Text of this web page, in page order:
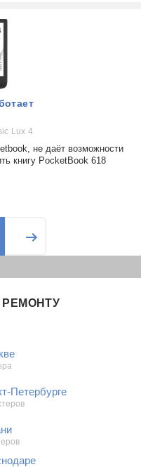
Lux 4
не даёт возможности
книгу PocketBook 618
Петербурге